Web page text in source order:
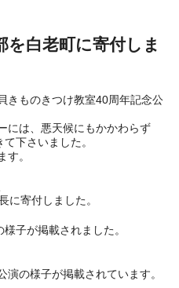
白老町に寄付しま
きものきつけ教室40周年記念公
には、悪天候にもかかわらず
下さいました。
す。
に寄付しました。
子が掲載されました。
の様子が掲載されています。